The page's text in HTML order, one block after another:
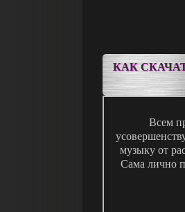
КАК
Всем
музыку от
Сама лично